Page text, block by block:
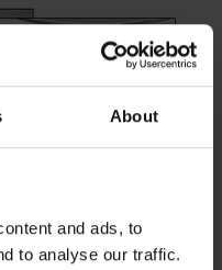
About
and ads, to
to analyse our traffic.